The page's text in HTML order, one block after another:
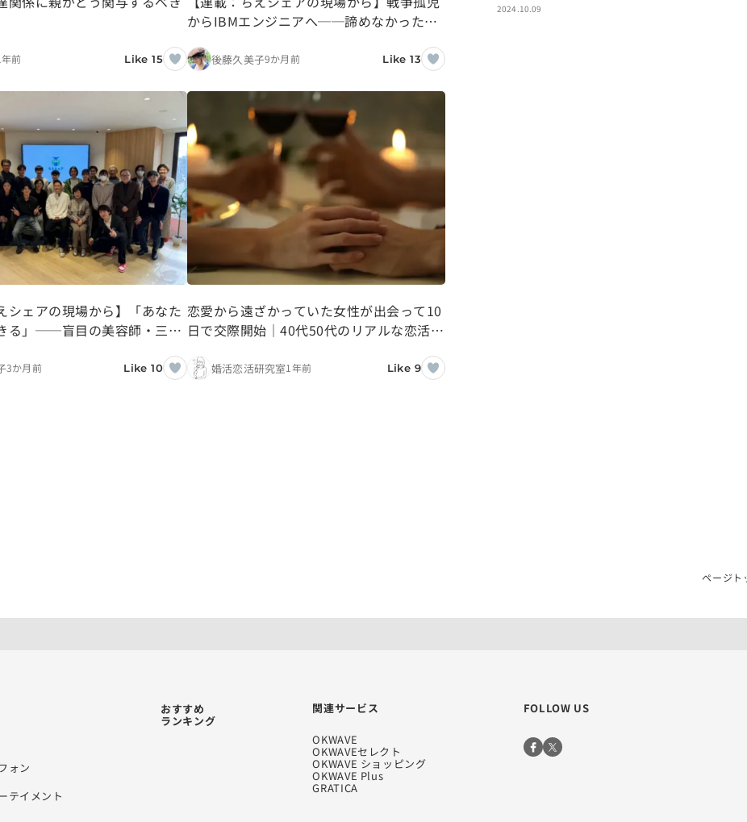
前 Like 15
からIBMエンジニアへ──諦めなかった少
後藤久美子9か月前 Like 13
シェアの現場から】「あなた
る」──盲目の美容師・三好
3か月前 Like 10
恋愛から遠ざかっていた女性が出会って10
日で交際開始｜40代50代のリアルな恋活＆
婚活恋活研究室1年前 Like 9
2024.10.09
ページト
ォン
テイメント
おすすめ
ランキング
関連サービス
OKWAVE
OKWAVEセレクト
OKWAVE ショッピング
OKWAVE Plus
GRATICA
FOLLOW US